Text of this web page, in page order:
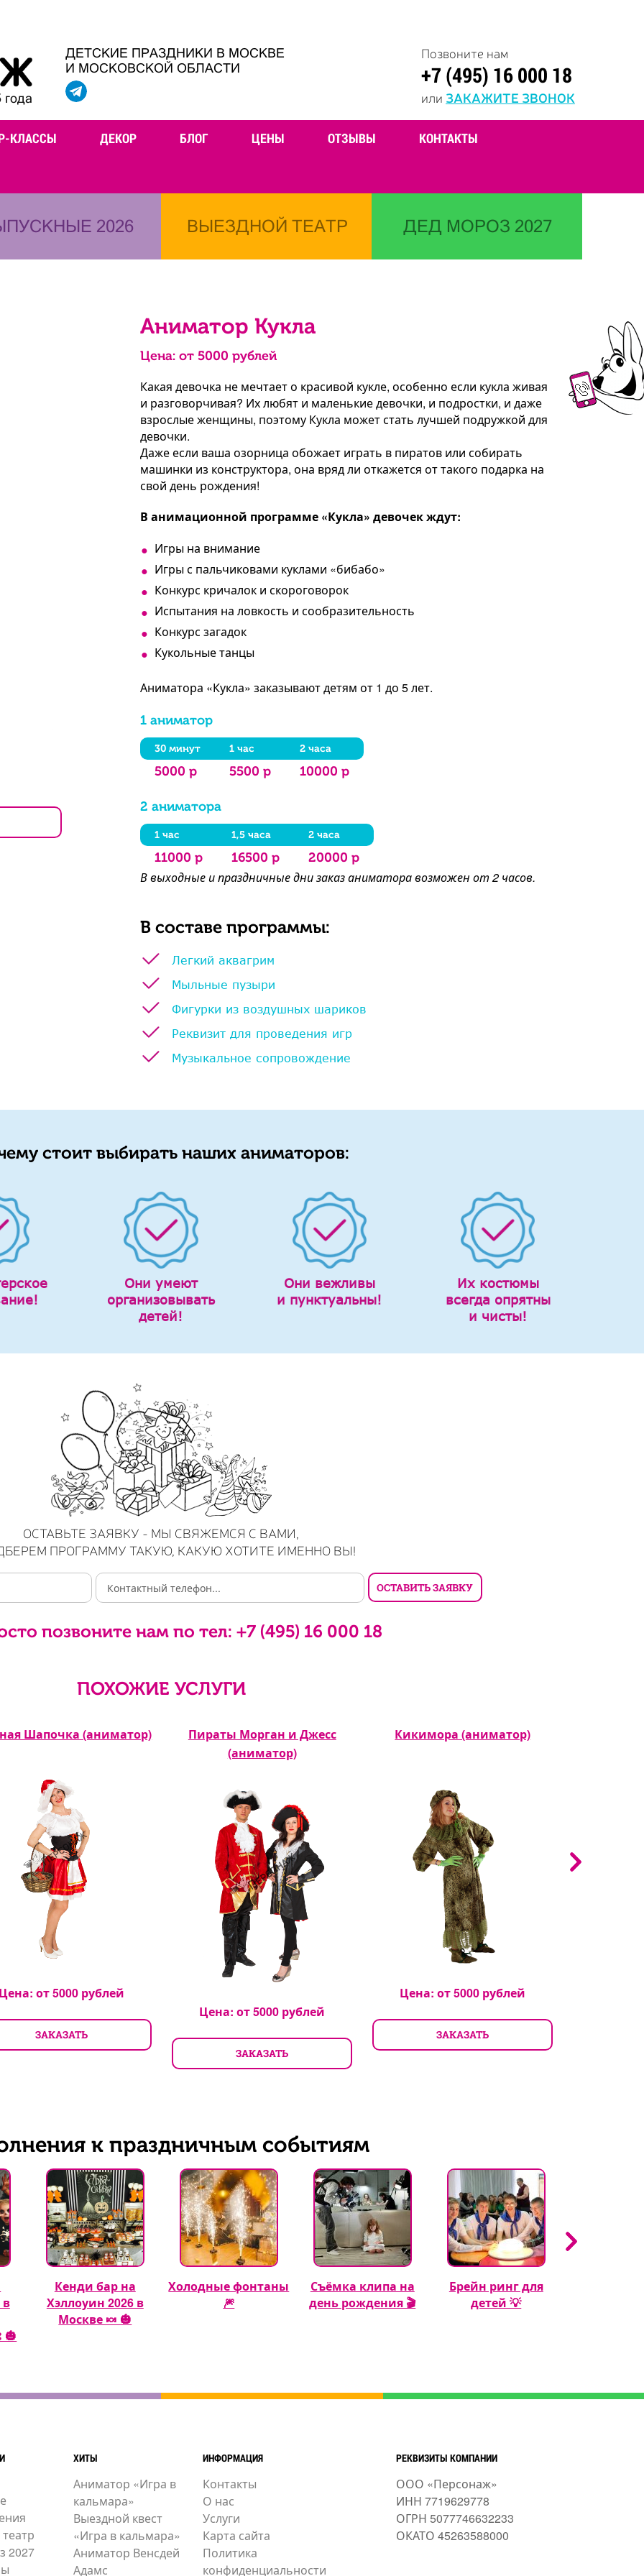
ДЕТСКИЕ ПРАЗДНИКИ В МОСКВЕ
И МОСКОВСКОЙ ОБЛАСТИ
Позвоните нам
+7 (495) 16 000 18
или ЗАКАЖИТЕ ЗВОНОК
КЛАССЫ ДЕКОР БЛОГ ЦЕНЫ ОТЗЫВЫ КОНТАКТЫ
2026 ВЫЕЗДНОЙ ТЕАТР ДЕД МОРОЗ 2027
Аниматор Кукла
Цена: от 5000 рублей
Какая девочка не мечтает о красивой кукле, особенно если кукла живая
и разговорчивая? Их любят и маленькие девочки, и подростки, и даже
взрослые женщины, поэтому Кукла может стать лучшей подружкой для
девочки.
Даже если ваша озорница обожает играть в пиратов или собирать
машинки из конструктора, она вряд ли откажется от такого подарка на
свой день рождения!
В анимационной программе «Кукла» девочек ждут:
Игры на внимание
Игры с пальчиковами куклами «бибабо»
Конкурс кричалок и скороговорок
Испытания на ловкость и сообразительность
Конкурс загадок
Кукольные танцы
Аниматора «Кукла» заказывают детям от 1 до 5 лет.
1 аниматор
30 минут 1 час 2 часа
5000 р 5500 р 10000 р
2 аниматора
1 час 1,5 часа 2 часа
11000 р 16500 р 20000 р
В выходные и праздничные дни заказ аниматора возможен от 2 часов.
В составе программы:
Легкий аквагрим
Мыльные пузыри
Фигурки из воздушных шариков
Реквизит для проведения игр
Музыкальное сопровождение
стоит выбирать наших аниматоров:
Они умеют
организовывать
детей!
Они вежливы
и пунктуальны!
Их костюмы
всегда опрятны
и чисты!
ОСТАВЬТЕ ЗАЯВКУ - МЫ СВЯЖЕМСЯ С ВАМИ,
ПРОГРАММУ ТАКУЮ, КАКУЮ ХОТИТЕ ИМЕННО ВЫ!
позвоните нам по тел: +7 (495) 16 000 18
ПОХОЖИЕ УСЛУГИ
Шапочка (аниматор)
Цена: от5000 рублей
ЗАКАЗАТЬ
Пираты Морган и Джесс
(аниматор)
Цена: от5000 рублей
ЗАКАЗАТЬ
Кикимора (аниматор)
Цена: от5000 рублей
ЗАКАЗАТЬ
к праздничным событиям
в
🎃
Кенди бар на
Хэллоуин 2026 в
Москве 🍬 🎃
Холодные фонтаны
🎆
Съёмка клипа на
день рождения 🎬
Брейн ринг для
детей 💡
2027
ХИТЫ
Аниматор «Игра в
кальмара»
Выездной квест
«Игра в кальмара»
Аниматор Венсдей
Адамс
ИНФОРМАЦИЯ
Контакты
О нас
Услуги
Карта сайта
Политика
конфиденциальности
РЕКВИЗИТЫ КОМПАНИИ
ООО «Персонаж»
ИНН 7719629778
ОГРН 5077746632233
ОКАТО 45263588000